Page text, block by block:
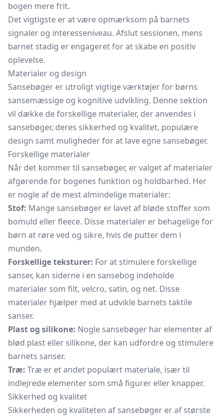
bogen mere frit.
Det vigtigste er at være opmærksom på barnets
signaler og interesseniveau. Afslut sessionen, mens
barnet stadig er engageret for at skabe en positiv
oplevelse.
Materialer og design
Sansebøger er utroligt vigtige værktøjer for børns
sansemæssige og kognitive udvikling. Denne sektion
vil dække de forskellige materialer, der anvendes i
sansebøger, deres sikkerhed og kvalitet, populære
design samt muligheder for at lave egne sansebøger.
Forskellige materialer
Når det kommer til sansebøger, er valget af materialer
afgørende for bogenes funktion og holdbarhed. Her
er nogle af de mest almindelige materialer:
Stof: Mange sansebøger er lavet af bløde stoffer som
bomuld eller fleece. Disse materialer er behagelige for
børn at røre ved og sikre, hvis de putter dem i
munden.
Forskellige teksturer: For at stimulere forskellige
sanser, kan siderne i en sansebog indeholde
materialer som filt, velcro, satin, og net. Disse
materialer hjælper med at udvikle barnets taktile
sanser.
Plast og silikone: Nogle sansebøger har elementer af
blød plast eller silikone, der kan udfordre og stimulere
barnets sanser.
Træ: Træ er et andet populært materiale, især til
indlejrede elementer som små figurer eller knapper.
Sikkerhed og kvalitet
Sikkerheden og kvaliteten af sansebøger er af største